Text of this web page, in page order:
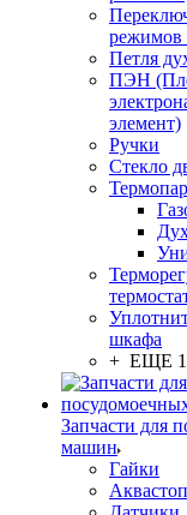
режимов
Петля
ПЭН
элемент)
Ручки
Стекло
шкафа
+ ЕЩЕ
Запчасти для
машин
Гайки
Аквастоп